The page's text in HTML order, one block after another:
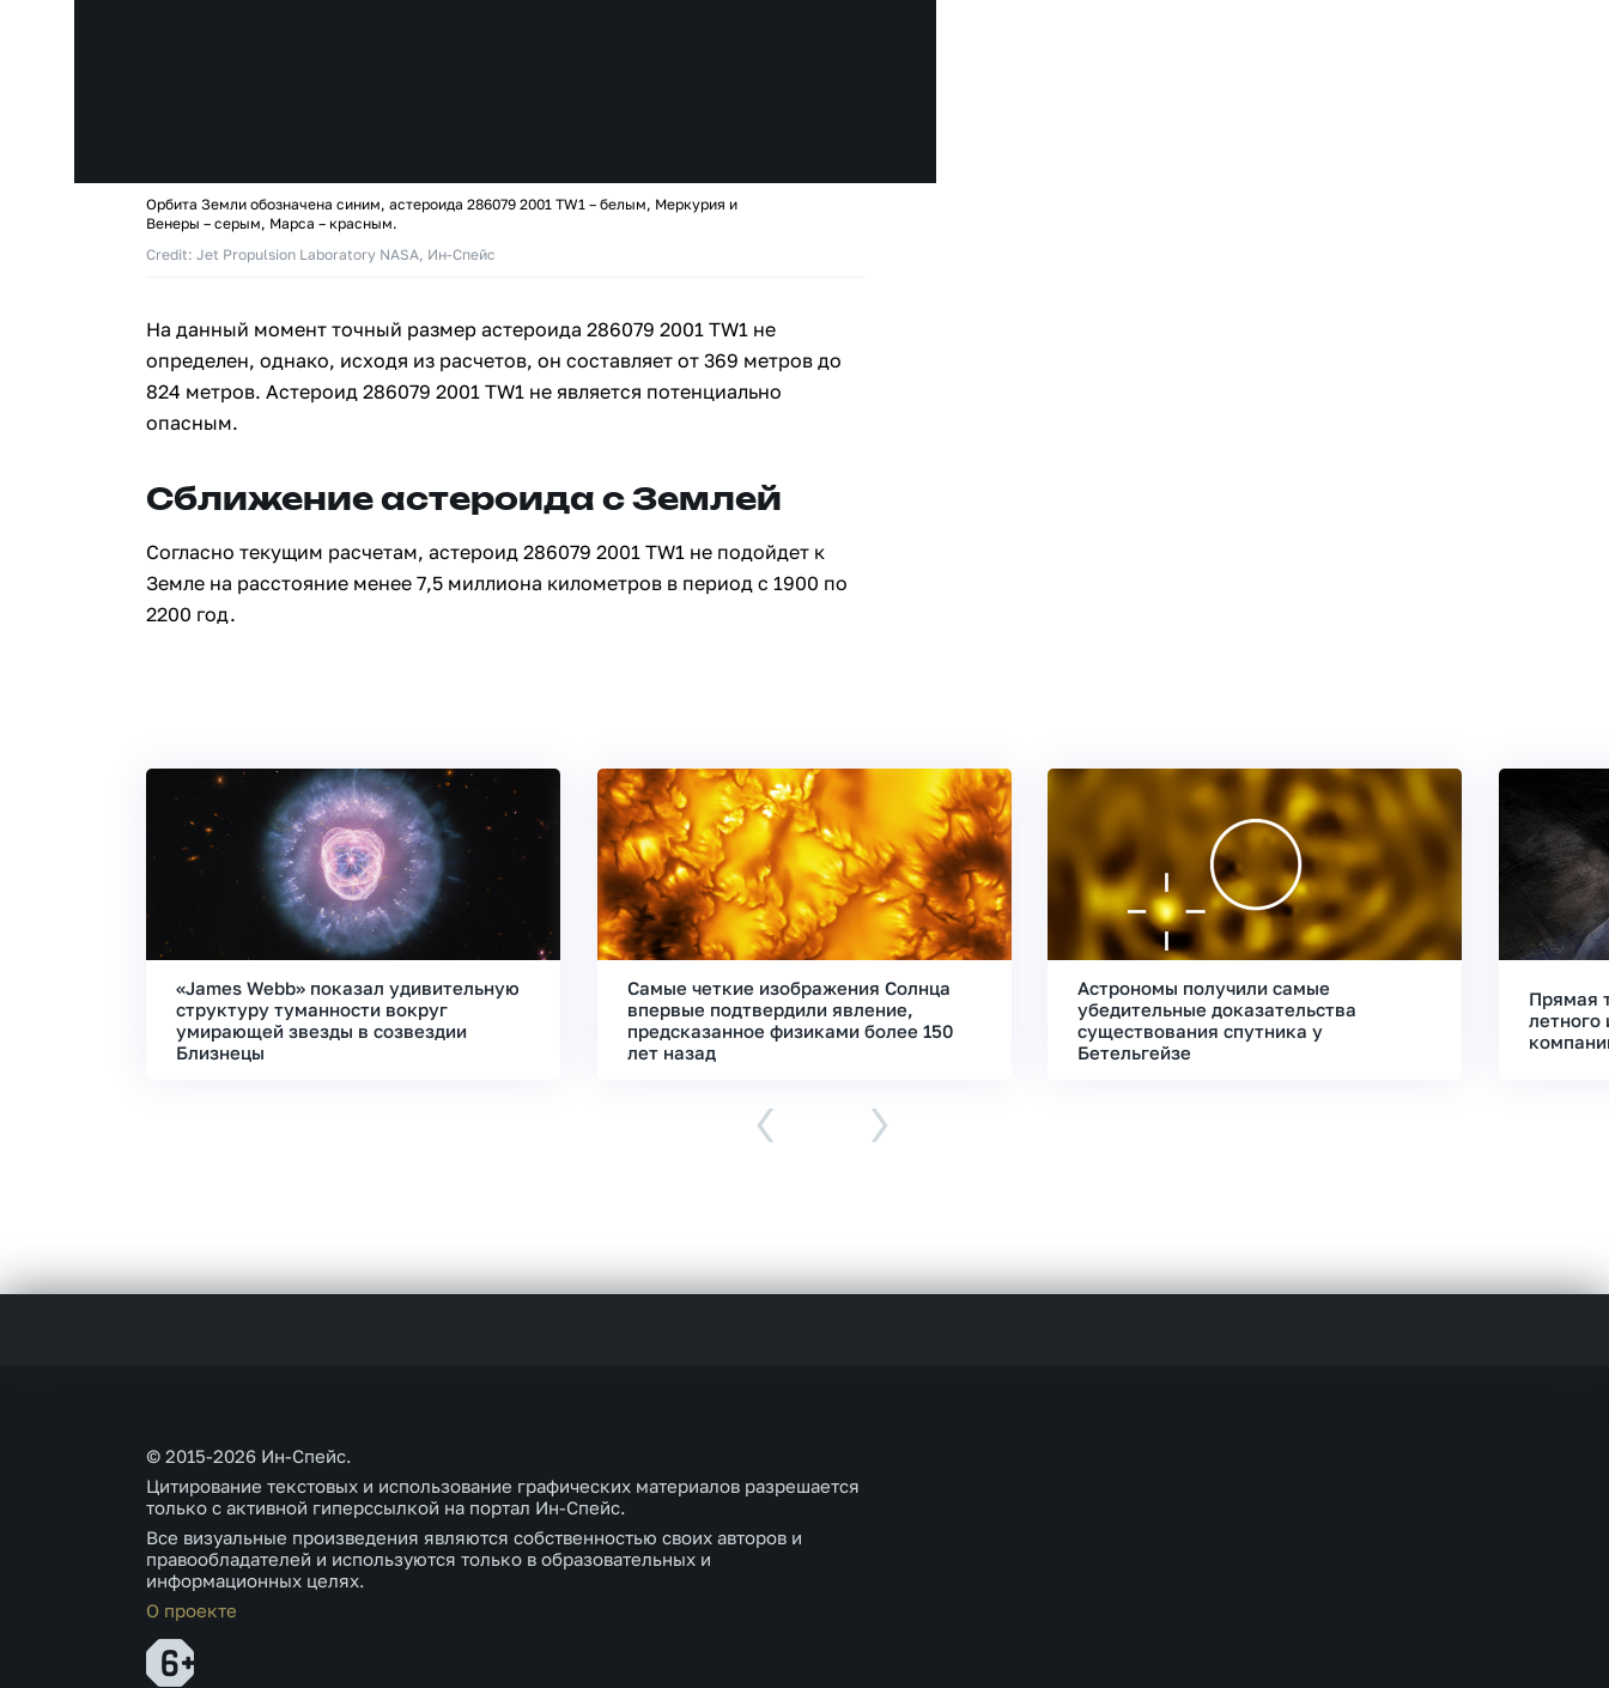
Орбита Земли обозначена синим, астероида 286079 2001 TW1 – белым, Меркурия и
Венеры – серым, Марса – красным.
Credit: Jet Propulsion Laboratory NASA, Ин-Спейс
На данный момент точный размер астероида 286079 2001 TW1 не
определен, однако, исходя из расчетов, он составляет от 369 метров до
824 метров. Астероид 286079 2001 TW1 не является потенциально
опасным.
Сближение астероида с Землей
Согласно текущим расчетам, астероид 286079 2001 TW1 не подойдет к
Земле на расстояние менее 7,5 миллиона километров в период с 1900 по
2200 год.
«James Webb» показал удивительную
структуру туманности вокруг
умирающей звезды в созвездии
Близнецы
Самые четкие изображения Солнца
впервые подтвердили явление,
предсказанное физиками более 150
лет назад
Астрономы получили самые
убедительные доказательства
существования спутника у
Бетельгейзе
Прямая
летного
‹ ›
© 2015-2026 Ин-Спейс.
Цитирование текстовых и использование графических материалов разрешается
только с активной гиперссылкой на портал Ин-Спейс.
Все визуальные произведения являются собственностью своих авторов и
правообладателей и используются только в образовательных и
информационных целях.
О проекте